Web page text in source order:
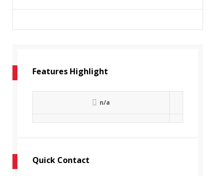
Features Highlight
n/a
Quick Contact